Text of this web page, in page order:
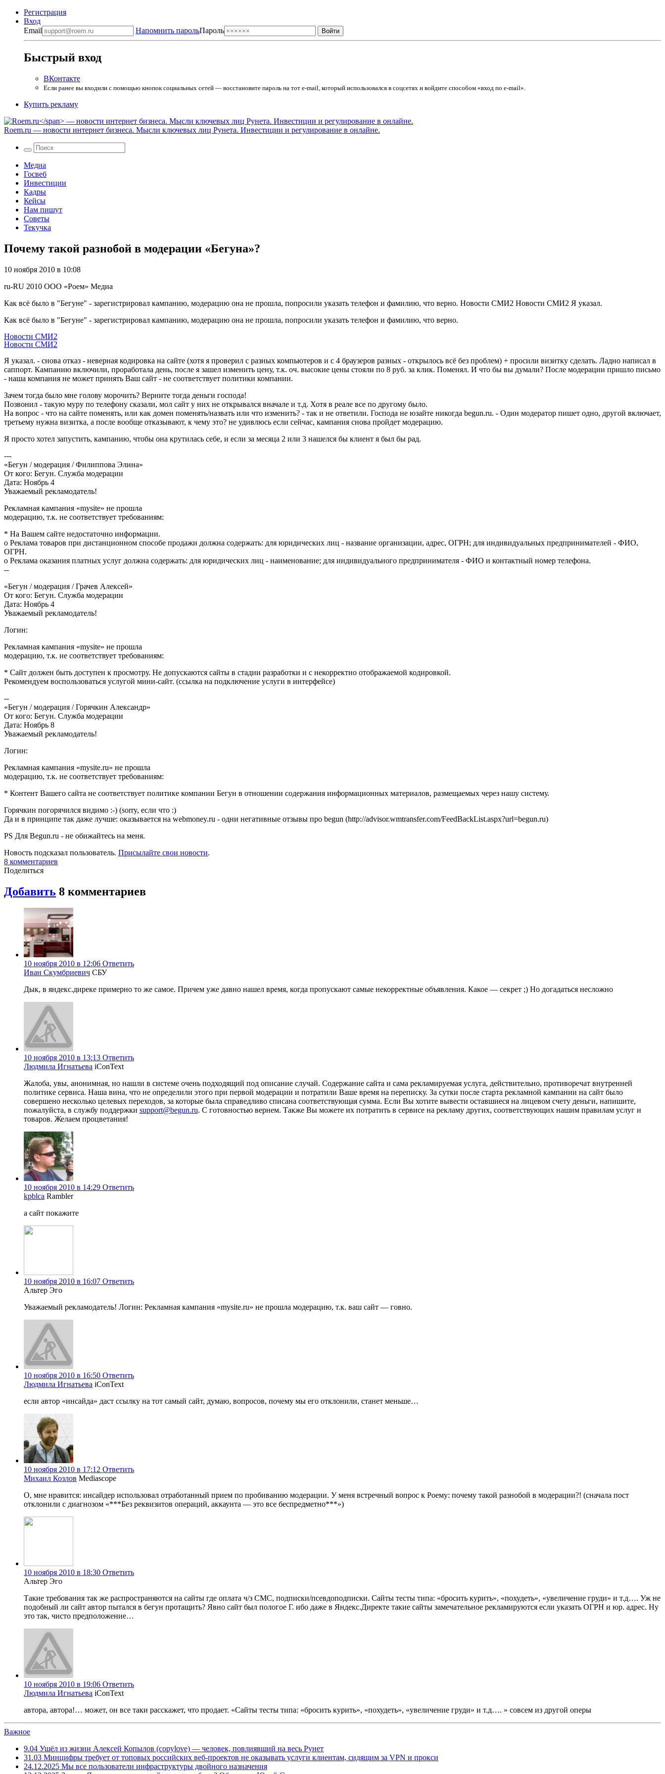
Регистрация
Вход
Email
Напомнить парольПароль
Быстрый вход
ВКонтакте
Если ранее вы входили с помощью кнопок социальных сетей — восстановите пароль на тот e-mail, который использовался в соцсетях и войдите способом «вход по e-mail».
Купить рекламу
Roem.ru — новости интернет бизнеса. Мысли ключевых лиц Рунета. Инвестиции и регулирование в онлайне.
Медиа
Госвеб
Инвестиции
Кадры
Кейсы
Нам пишут
Советы
Текучка
Почему такой разнобой в модерации «Бегуна»?
10 ноября 2010 в 10:08
ru-RU 2010 ООО «Роем» Медиа
Как всё было в "Бегуне" - зарегистрировал кампанию, модерацию она не прошла, попросили указать телефон и фамилию, что верно. Новости СМИ2 Новости СМИ2 Я указал.
Как всё было в "Бегуне" - зарегистрировал кампанию, модерацию она не прошла, попросили указать телефон и фамилию, что верно.
Новости СМИ2
Новости СМИ2
Я указал. - снова отказ - неверная кодировка на сайте (хотя я проверил с разных компьютеров и с 4 браузеров разных - открылось всё без проблем) + просили визитку сделать. Ладно написал в
саппорт. Кампанию включили, проработала день, после я зашел изменить цену, т.к. оч. высокие цены стояли по 8 руб. за клик. Поменял. И что бы вы думали? После модерации пришло письмо
- наша компания не может принять Ваш сайт - не соответствует политики компании.
Зачем тогда было мне голову морочить? Верните тогда деньги господа!
Позвонил - такую муру по телефону сказали, мол сайт у них не открывался вначале и т.д. Хотя в реале все по другому было.
На вопрос - что на сайте поменять, или как домен поменять/назвать или что изменить? - так и не ответили. Господа не юзайте никогда begun.ru. - Один модератор пишет одно, другой включает,
третьему нужна визитка, а после вообще отказывают, к чему это? не удивлюсь если сейчас, кампания снова пройдет модерацию.
Я просто хотел запустить, кампанию, чтобы она крутилась себе, и если за месяца 2 или 3 нашелся бы клиент я был бы рад.
---
«Бегун / модерация / Филиппова Элина»
От кого: Бегун. Служба модерации
Дата: Ноябрь 4
Уважаемый рекламодатель!
Рекламная кампания «mysite» не прошла
модерацию, т.к. не соответствует требованиям:
* На Вашем сайте недостаточно информации.
o Реклама товаров при дистанционном способе продажи должна содержать: для юридических лиц - название организации, адрес, ОГРН; для индивидуальных предпринимателей - ФИО,
ОГРН.
o Реклама оказания платных услуг должна содержать: для юридических лиц - наименование; для индивидуального предпринимателя - ФИО и контактный номер телефона.
--
«Бегун / модерация / Грачев Алексей»
От кого: Бегун. Служба модерации
Дата: Ноябрь 4
Уважаемый рекламодатель!
Логин:
Рекламная кампания «mysite» не прошла
модерацию, т.к. не соответствует требованиям:
* Сайт должен быть доступен к просмотру. Не допускаются сайты в стадии разработки и с некорректно отображаемой кодировкой.
Рекомендуем воспользоваться услугой мини-сайт. (ссылка на подключение услуги в интерфейсе)
--
«Бегун / модерация / Горячкин Александр»
От кого: Бегун. Служба модерации
Дата: Ноябрь 8
Уважаемый рекламодатель!
Логин:
Рекламная кампания «mysite.ru» не прошла
модерацию, т.к. не соответствует требованиям:
* Контент Вашего сайта не соответствует политике компании Бегун в отношении содержания информационных материалов, размещаемых через нашу систему.
Горячкин погорячился видимо :-) (sorry, если что :)
Да и в принципе так даже лучше: оказывается на webmoney.ru - одни негативные отзывы про begun (http://advisor.wmtransfer.com/FeedBackList.aspx?url=begun.ru)
PS Для Begun.ru - не обижайтесь на меня.
Новость подсказал пользователь. Присылайте свои новости.
8 комментариев
Поделиться
Добавить 8 комментариев
10 ноября 2010 в 12:06 Ответить
Иван Скумбриевич СБУ
Дык, в яндекс.диреке примерно то же самое. Причем уже давно нашел время, когда пропускают самые некорректные объявления. Какое — секрет ;) Но догадаться несложно
10 ноября 2010 в 13:13 Ответить
Людмила Игнатьева iConText
Жалоба, увы, анонимная, но нашли в системе очень подходящий под описание случай. Содержание сайта и сама рекламируемая услуга, действительно, противоречат внутренней
политике сервиса. Наша вина, что не определили этого при первой модерации и потратили Ваше время на переписку. За сутки после старта рекламной кампании на сайт было
совершено несколько целевых переходов, за которые была справедливо списана соответствующая сумма. Если Вы хотите вывести оставшиеся на лицевом счету деньги, напишите,
пожалуйста, в службу поддержки support@begun.ru. С готовностью вернем. Также Вы можете их потратить в сервисе на рекламу других, соответствующих нашим правилам услуг и
товаров. Желаем процветания!
10 ноября 2010 в 14:29 Ответить
kpblca Rambler
а сайт покажите
10 ноября 2010 в 16:07 Ответить
Альтер Эго
Уважаемый рекламодатель! Логин: Рекламная кампания «mysite.ru» не прошла модерацию, т.к. ваш сайт — говно.
10 ноября 2010 в 16:50 Ответить
Людмила Игнатьева iConText
если автор «инсайда» даст ссылку на тот самый сайт, думаю, вопросов, почему мы его отклонили, станет меньше…
10 ноября 2010 в 17:12 Ответить
Михаил Козлов Mediascope
О, мне нравится: инсайдер использовал отработанный прием по пробиванию модерации. У меня встречный вопрос к Роему: почему такой разнобой в модерации?! (сначала пост
отклонили с диагнозом «***Без реквизитов операций, аккаунта — это все беспредметно***»)
10 ноября 2010 в 18:30 Ответить
Альтер Эго
Такие требования так же распространяются на сайты где оплата ч/з СМС, подписки/псевдоподписки. Сайты тесты типа: «бросить курить», «похудеть», «увеличение груди» и т.д…. Уж не
подобный ли сайт автор пытался в бегун протащить? Явно сайт был пологое Г. ибо даже в Яндекс.Директе такие сайты замечательное рекламируются если указать ОГРН и юр. адрес. Ну
это так, чисто предположение…
10 ноября 2010 в 19:06 Ответить
Людмила Игнатьева iConText
автора, автора!… может, он все таки расскажет, что продает. «Сайты тесты типа: «бросить курить», «похудеть», «увеличение груди» и т.д…. » совсем из другой оперы
Важное
9.04 Ушёл из жизни Алексей Копылов (copylove) — человек, повлиявший на весь Рунет
31.03 Минцифры требует от топовых российских веб-проектов не оказывать услуги клиентам, сидящим за VPN и прокси
24.12.2025 Мы все пользователи инфраструктуры двойного назначения